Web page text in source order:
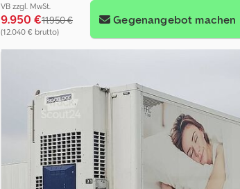
VB zzgl. MwSt.
9.950 €11.950 €
(12.040 € brutto)
Gegenangebot machen